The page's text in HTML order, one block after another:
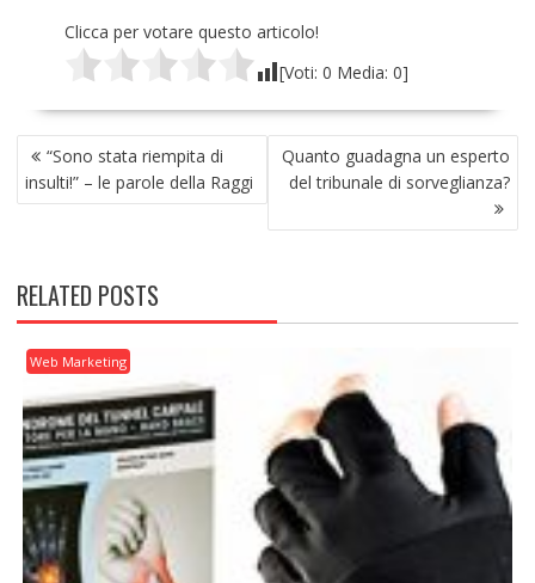
Clicca per votare questo articolo!
[Voti: 0 Media: 0]
NAVIGAZIONE
ARTICOLI
“Sono stata riempita di
insulti!” – le parole della Raggi
Quanto guadagna un esperto
del tribunale di sorveglianza?
RELATED POSTS
Web Marketing